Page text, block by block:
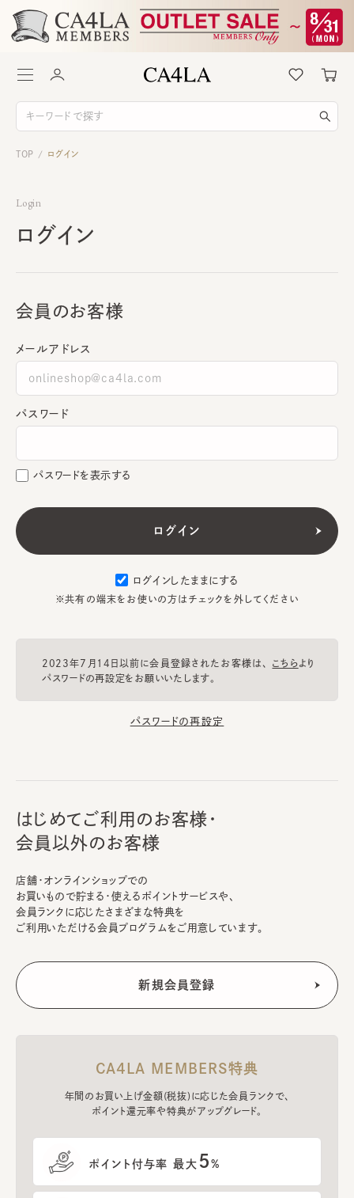
TOP / ログイン
Login
ログイン
会員のお客様
メールアドレス
パスワード
パスワードを表示する
ログインしたままにする
※共有の端末をお使いの方はチェックを外してください
2023年7月14日以前に会員登録されたお客様は、 こちらより
パスワードの再設定をお願いいたします。
パスワードの再設定
はじめてご利用のお客様・
会員以外のお客様
店舗・オンラインショップでの
お買いもので貯まる・使えるポイントサービスや、
会員ランクに応じたさまざまな特典を
ご利用いただける会員プログラムをご用意しています。
CA4LA MEMBERS特典
年間のお買い上げ金額(税抜)に応じた会員ランクで、
ポイント還元率や特典がアップグレード。
ポイント付与率 最大 5%